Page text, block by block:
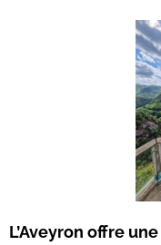
L’Aveyron offre une